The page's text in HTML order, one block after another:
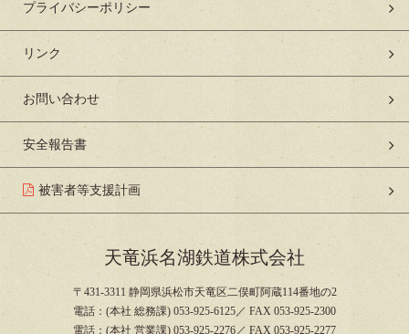
プライバシーポリシー
リンク
お問い合わせ
安全報告書
被害者等支援計画
天竜浜名湖鉄道株式会社
〒431-3311 静岡県浜松市天竜区二俣町阿蔵114番地の2
電話：(本社 総務課) 053-925-6125／ FAX 053-925-2300
電話：(本社 営業課) 053-925-2276／ FAX 053-925-2277